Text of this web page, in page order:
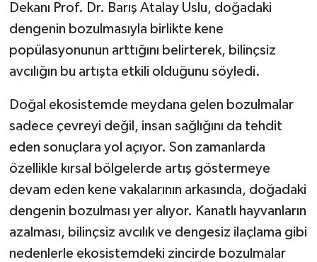
Dekanı Prof. Dr. Barış Atalay Uslu, doğadaki
dengenin bozulmasıyla birlikte kene
popülasyonunun arttığını belirterek, bilinçsiz
avcılığın bu artışta etkili olduğunu söyledi.
Doğal ekosistemde meydana gelen bozulmalar
sadece çevreyi değil, insan sağlığını da tehdit
eden sonuçlara yol açıyor. Son zamanlarda
özellikle kırsal bölgelerde artış göstermeye
devam eden kene vakalarının arkasında, doğadaki
dengenin bozulması yer alıyor. Kanatlı hayvanların
azalması, bilinçsiz avcılık ve dengesiz ilaçlama gibi
nedenlerle ekosistemdeki zincirde bozulmalar
Yerel